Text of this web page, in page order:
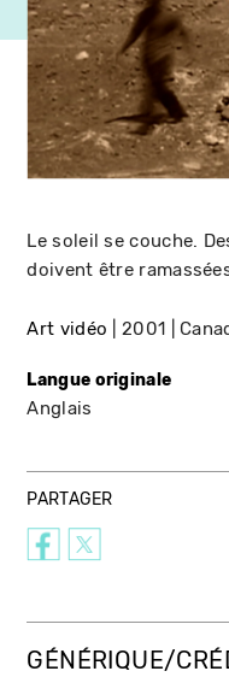
Le soleil se couche.
doivent être
Art vidéo 2001
Langue originale
Anglais
PARTAGER
GÉNÉRIQUE/